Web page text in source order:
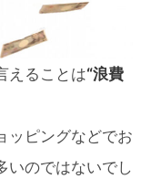
えることは“浪費
ッピングなどでお
いのではないでし